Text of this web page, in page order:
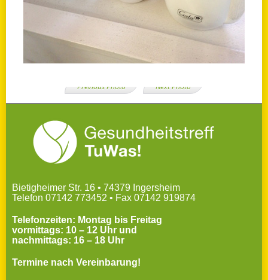
Previous Photo Next Photo
Bietigheimer Str. 16 • 74379 Ingersheim
Telefon 07142 773452 • Fax 07142 919874
Telefonzeiten: Montag bis Freitag
vormittags: 10 – 12 Uhr und
nachmittags: 16 – 18 Uhr
Termine nach Vereinbarung!